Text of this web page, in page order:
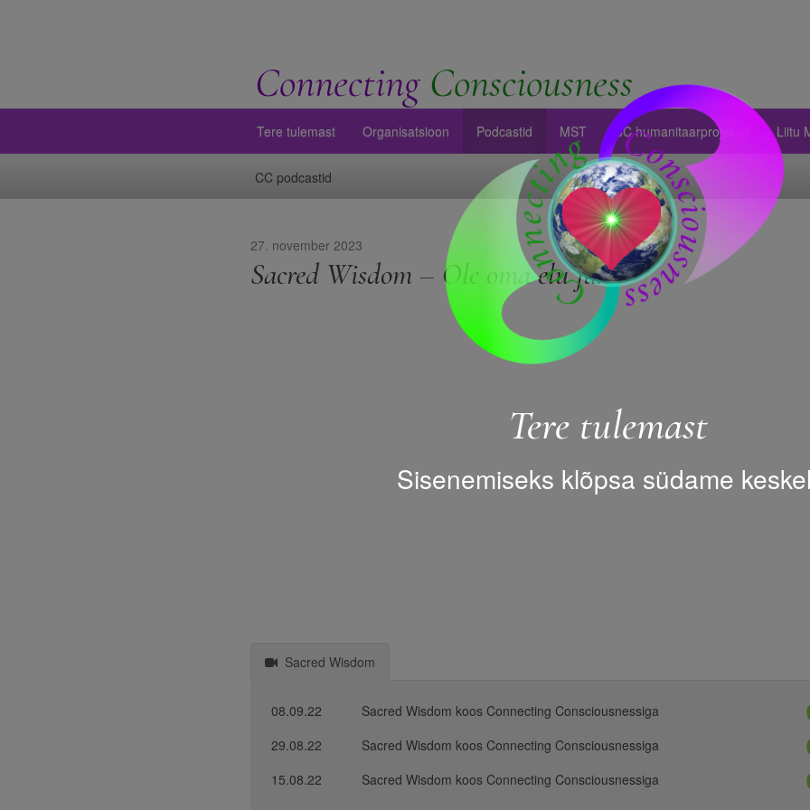
Tere tulemast
Sisenemiseks klõpsa südame
Connecting Consciousness
Tere tulemast Organisatsioon Podcastid MST CC humanitaarprojektid Liitu
CC podcastid
27. november 2023
Sacred Wisdom – Ole oma elu juht
Sacred Wisdom
08.09.22
Sacred Wisdom koos Connecting Consciousnessiga
29.08.22
Sacred Wisdom koos Connecting Consciousnessiga
15.08.22
Sacred Wisdom koos Connecting Consciousnessiga